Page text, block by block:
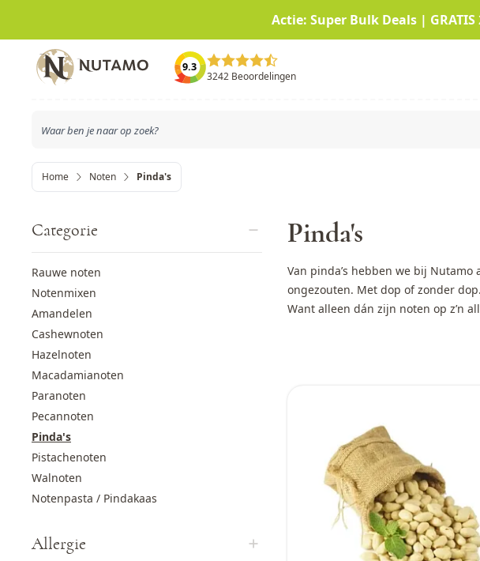
Actie: Super Bulk Deals |
Ga naar de inhoud
9.3
3242 Beoordelingen
Home Noten Pinda's
Categorie
Rauwe noten
Notenmixen
Amandelen
Cashewnoten
Hazelnoten
Macadamianoten
Paranoten
Pecannoten
Pinda's
Pistachenoten
Walnoten
Notenpasta / Pindakaas
Allergie
Pinda's
Van pinda’s hebben we bij
ongezouten. Met dop of zonder
Want alleen dán zijn noten op z’n